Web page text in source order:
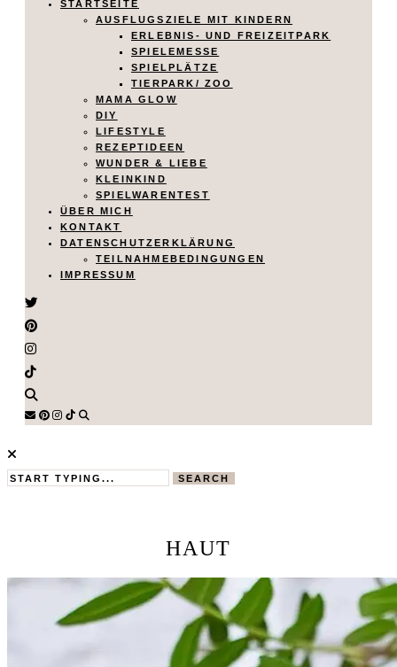
STARTSEITE
AUSFLUGSZIELE MIT KINDERN
ERLEBNIS- UND FREIZEITPARK
SPIELEMESSE
SPIELPLÄTZE
TIERPARK/ ZOO
MAMA GLOW
DIY
LIFESTYLE
REZEPTIDEEN
WUNDER & LIEBE
KLEINKIND
SPIELWARENTEST
ÜBER MICH
KONTAKT
DATENSCHUTZERKLÄRUNG
TEILNAHMEBEDINGUNGEN
IMPRESSUM
SEARCH
HAUT